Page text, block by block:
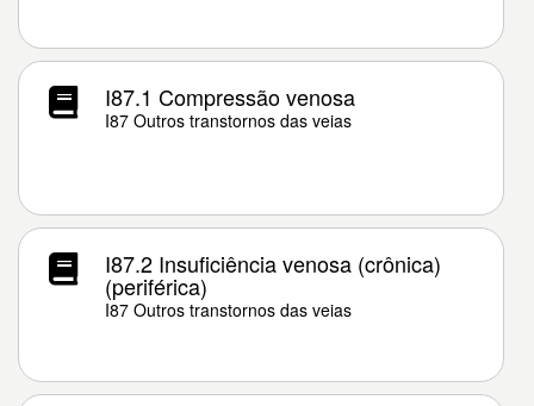
I87.1 Compressão venosa
I87 Outros transtornos das veias
I87.2 Insuficiência venosa (crônica)
(periférica)
I87 Outros transtornos das veias